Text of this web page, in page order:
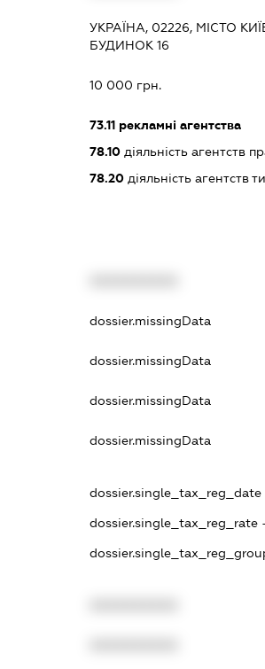
УКРАЇНА, 02226, МІСТО
БУДИНОК 16
10 000 грн.
73.11рекламні агентства
78.10діяльність агентств
78.20діяльність агентств
dossier.missingData
dossier.missingData
dossier.missingData
dossier.missingData
dossier.single_tax_reg_date -
dossier.single_tax_reg_rate